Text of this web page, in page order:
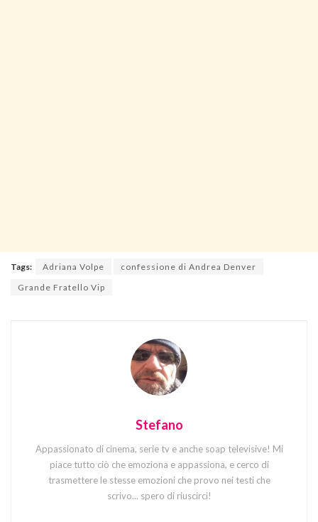
Tags: Adriana Volpe
confessione di Andrea Denver
Grande Fratello Vip
Stefano
Appassionato di cinema, serie tv e anche soap televisive! Mi
piace tutto ciò che emoziona e appassiona, e cerco di
trasmettere le stesse emozioni che provo nei testi che
scrivo... spero di riuscirci!